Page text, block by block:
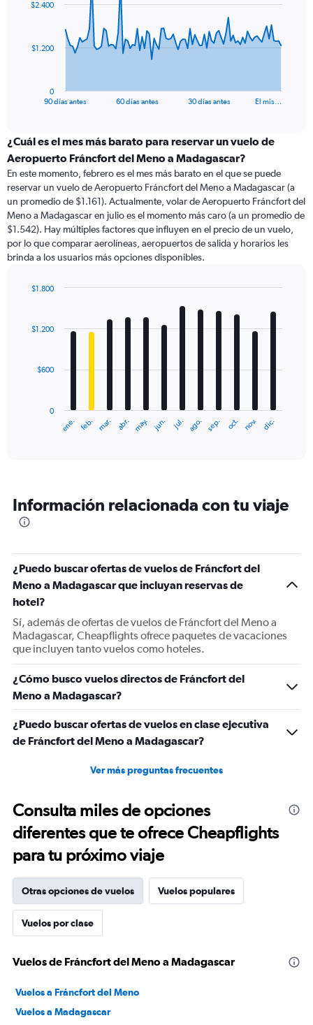
data
The
categories.
Range:
91
categories.
The
chart
has
1
Y
axis
values.
to
90 días antes 60 días antes 30 días antes El mis…
0
$1.200
$2.400
¿Cuál es el mes más barato para reservar un vuelo de
Aeropuerto Fráncfort del Meno a Madagascar?
En este momento, febrero es el mes más barato en el que se puede
reservar un vuelo de Aeropuerto Fráncfort del Meno a Madagascar (a
un promedio de $1.161). Actualmente, volar de Aeropuerto Fráncfort del
Meno a Madagascar en julio es el momento más caro (a un promedio de
$1.542). Hay múltiples factores que influyen en el precio de un vuelo,
por lo que comparar aerolíneas, aeropuertos de salida y horarios les
brinda a los usuarios más opciones disponibles.
with
12
The
categories.
The
Y
axis
displaying
Range:
0
to
1800.
ene. feb. mar. abr. may. jun. jul. ago. sep. oct. nov. dic.
0
$600
$1.200
$1.800
Información relacionada con tu viaje
¿Puedo buscar ofertas de vuelos de Fráncfort del
Meno a Madagascar que incluyan reservas de
hotel?
Sí, además de ofertas de vuelos de Fráncfort del Meno a
Madagascar, Cheapflights ofrece paquetes de vacaciones
que incluyen tanto vuelos como hoteles.
¿Cómo busco vuelos directos de Fráncfort del
Meno a Madagascar?
¿Puedo buscar ofertas de vuelos en clase ejecutiva
de Fráncfort del Meno a Madagascar?
Ver más preguntas frecuentes
Consulta miles de opciones
diferentes que te ofrece Cheapflights
para tu próximo viaje
Otras opciones de vuelos Vuelos populares
Vuelos por clase
Vuelos de Fráncfort del Meno a Madagascar
Vuelos a Fráncfort del Meno
Vuelos a Madagascar